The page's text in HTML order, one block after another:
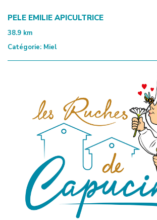
PELE EMILIE APICULTRICE
38.9 km
Catégorie: Miel